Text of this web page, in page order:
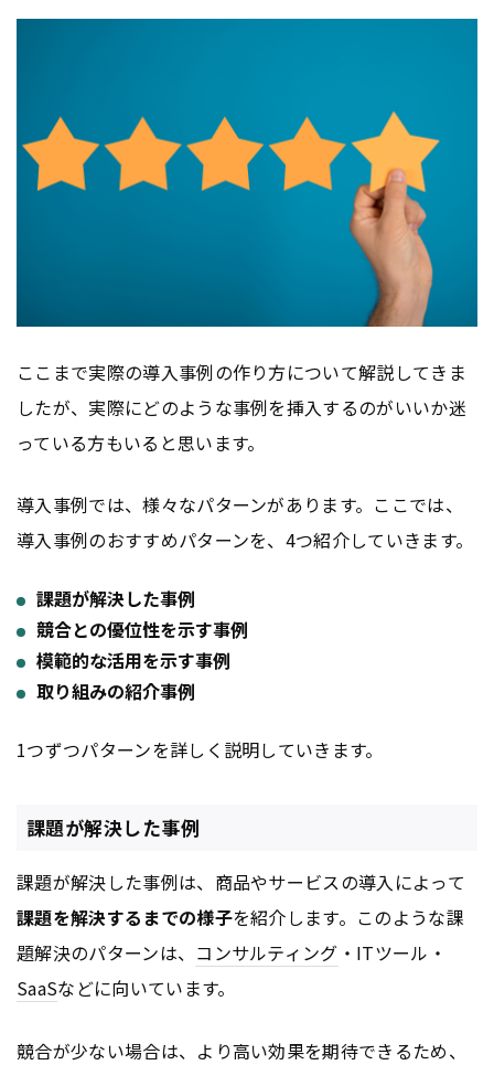
ここまで実際の導入事例の作り方について解説してきま
したが、実際にどのような事例を挿入するのがいいか迷
っている方もいると思います。
導入事例では、様々なパターンがあります。ここでは、
導入事例のおすすめパターンを、4つ紹介していきます。
課題が解決した事例
競合との優位性を示す事例
模範的な活用を示す事例
取り組みの紹介事例
1つずつパターンを詳しく説明していきます。
課題が解決した事例
課題が解決した事例は、商品やサービスの導入によって
課題を解決するまでの様子を紹介します。このような課
題解決のパターンは、 コンサルティング ・ITツール・
SaaSなどに向いています。
競合が少ない場合は、より高い効果を期待できるため、